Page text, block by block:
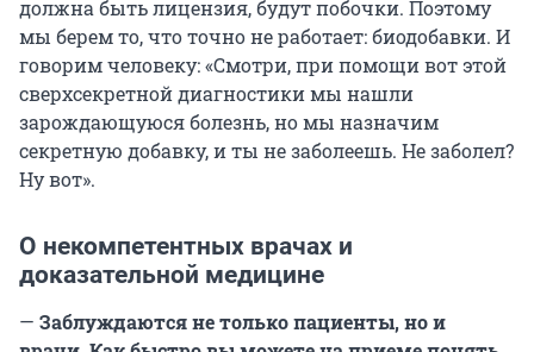
должна быть лицензия, будут побочки. Поэтому
мы берем то, что точно не работает: биодобавки. И
говорим человеку: «Смотри, при помощи вот этой
сверхсекретной диагностики мы нашли
зарождающуюся болезнь, но мы назначим
секретную добавку, и ты не заболеешь. Не заболел?
Ну вот».
О некомпетентных врачах и
доказательной медицине
— Заблуждаются не только пациенты, но и